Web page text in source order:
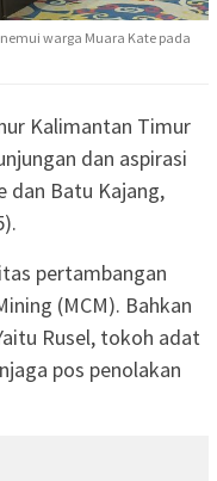
warga Muara Kate pada
Kalimantan Timur
dan aspirasi
dan Batu Kajang,
pertambangan
(MCM). Bahkan
Rusel, tokoh adat
pos penolakan